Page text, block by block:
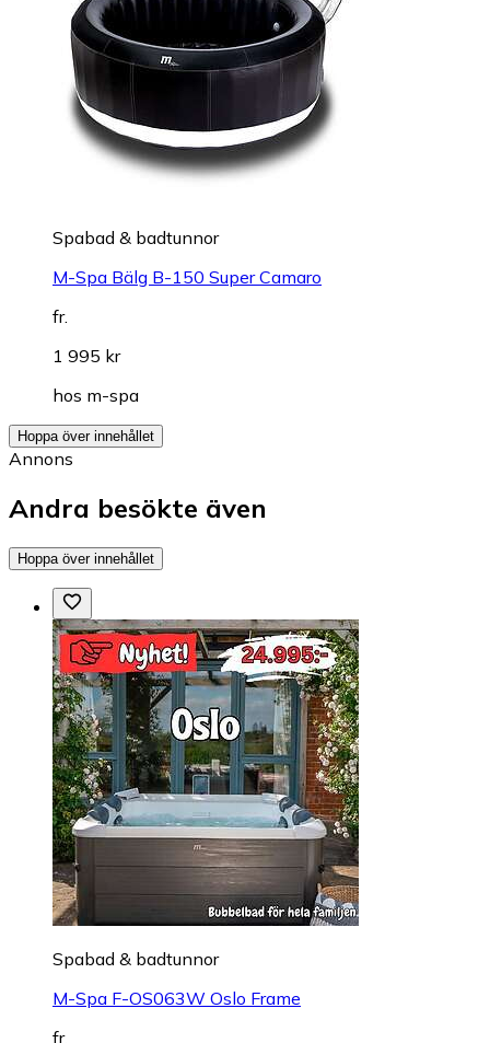
Spabad & badtunnor
M-Spa Bälg B-150 Super Camaro
fr.
1 995 kr
hos m-spa
Hoppa över innehållet
Annons
Andra besökte även
Hoppa över innehållet
Spabad & badtunnor
M-Spa F-OS063W Oslo Frame
fr.